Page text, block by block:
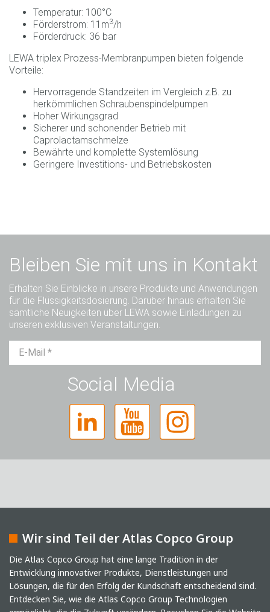
Temperatur: 100°C
Förderstrom: 11m3/h
Förderdruck: 36 bar
LEWA triplex Prozess-Membranpumpen bieten folgende
Vorteile:
Hervorragende Standzeiten im Vergleich z.B. zu
herkömmlichen Schraubenspindelpumpen
Hoher Wirkungsgrad
Sicherer und schonender Betrieb mit
Caprolactamschmelze
Bewährte und komplette Systemlösung
Geringere Investitions- und Betriebskosten
Bleiben Sie mit uns in Kontakt
Erhalten Sie Einblicke in unsere Produkte und Anwendungen
für die Flüssigkeitsdosierung. Darüber hinaus erhalten Sie
sämtliche Neuigkeiten über LEWA sowie Einladungen zu
unseren exklusiven Veranstaltungen.
Frau Divers
Captcha
Anti-Roboter-Verifizierung
Hier klicken
Social Media
Wir sind Teil der Atlas Copco Group
Die Atlas Copco Group hat eine lange Tradition in der
Entwicklung innovativer Produkte, Dienstleistungen und
Lösungen, die für den Erfolg der Kundschaft entscheidend sind.
Entdecken Sie, wie die Atlas Copco Group Technologien